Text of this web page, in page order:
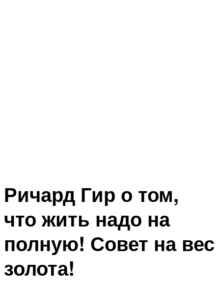
Ричард Гир о том,
что жить надо на
полную! Совет на вес
золота!